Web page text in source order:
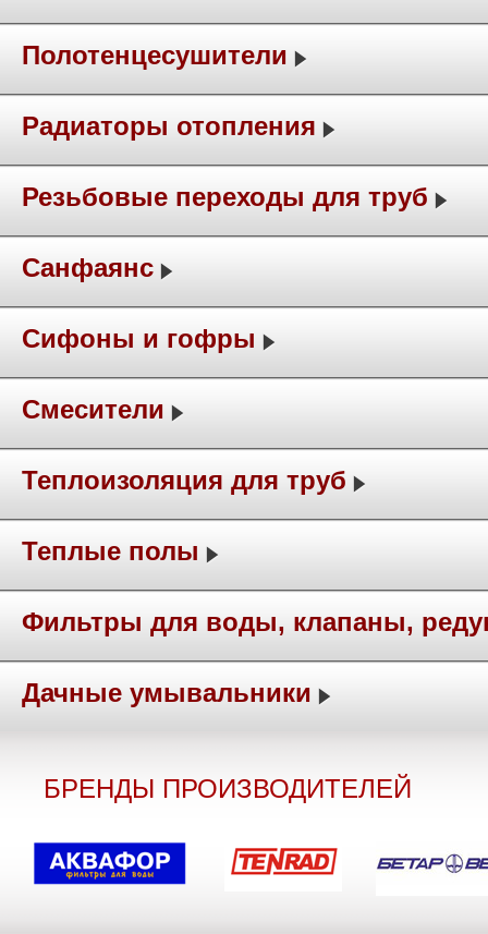
Полотенцесушители
Радиаторы отопления
Резьбовые переходы для труб
Санфаянс
Сифоны и гофры
Смесители
Теплоизоляция для труб
Теплые полы
Фильтры для воды, клапаны,
Дачные умывальники
БРЕНДЫ ПРОИЗВОДИТЕЛЕЙ